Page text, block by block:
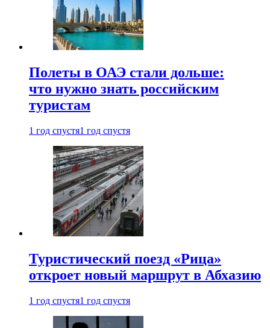
Полеты в ОАЭ стали дольше:
что нужно знать российским
туристам
1 год спустя1 год спустя
Туристический поезд «Рица»
откроет новый маршрут в Абхазию
1 год спустя1 год спустя